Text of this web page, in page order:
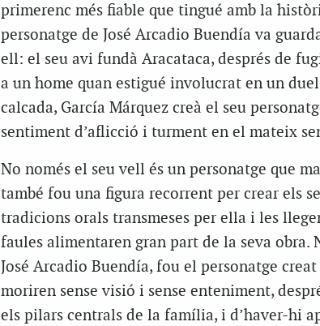
primerenc més fiable que tingué amb la
personatge de José Arcadio Buendía va
ell: el seu avi fundà Aracataca, després de
a un home quan estigué involucrat en un
calcada, García Márquez creà el seu
sentiment d’aflicció i turment en el mateix
No només el seu vell és un personatge que
també fou una figura recorrent per crear els
tradicions orals transmeses per ella i les
faules alimentaren gran part de la seva obra.
José Arcadio Buendía, fou el personatge
moriren sense visió i sense enteniment,
els pilars centrals de la família, i d’haver-hi